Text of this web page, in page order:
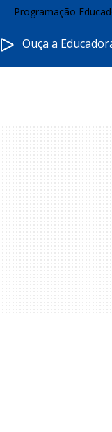
Programação
Ouça a